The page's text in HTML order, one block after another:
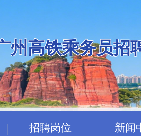
州高铁乘务员招
招聘岗位 新闻